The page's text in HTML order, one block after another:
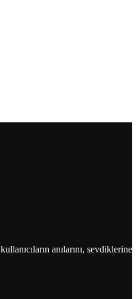
anılarını, sevdiklerine